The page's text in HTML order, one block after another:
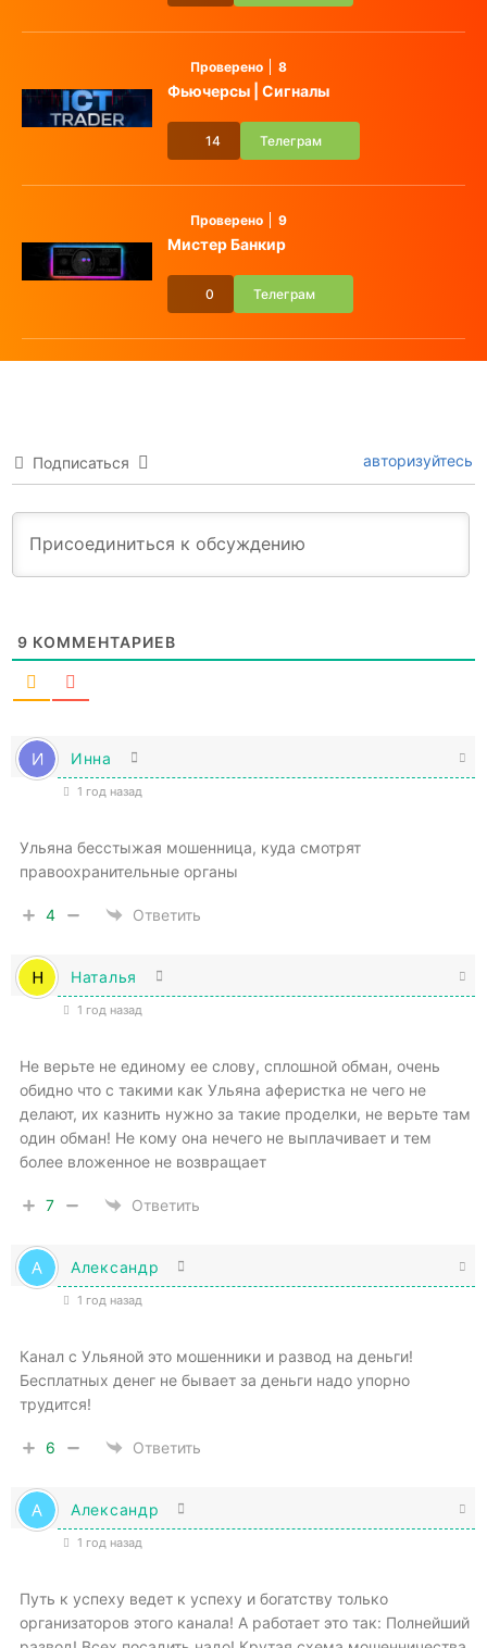
Проверено 8
Фьючерсы | Сигналы
14 Телеграм
Проверено 9
Мистер Банкир
0 Телеграм
Подписаться авторизуйтесь
9 КОММЕНТАРИЕВ
Инна
1 год назад
Ульяна бесстыжая мошенница, куда смотрят
правоохранительные органы
4 Ответить
Наталья
1 год назад
Не верьте не единому ее слову, сплошной обман, очень
обидно что с такими как Ульяна аферистка не чего не
делают, их казнить нужно за такие проделки, не верьте там
один обман! Не кому она нечего не выплачивает и тем
более вложенное не возвращает
7 Ответить
Александр
1 год назад
Канал с Ульяной это мошенники и развод на деньги!
Бесплатных денег не бывает за деньги надо упорно
трудится!
6 Ответить
Александр
1 год назад
Путь к успеху ведет к успеху и богатству только
организаторов этого канала! А работает это так: Полнейший